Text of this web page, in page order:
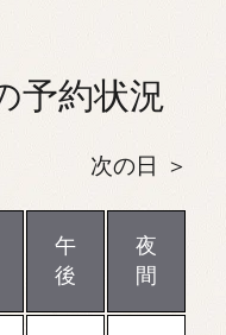
予約状況
次の日
午
後
夜
間